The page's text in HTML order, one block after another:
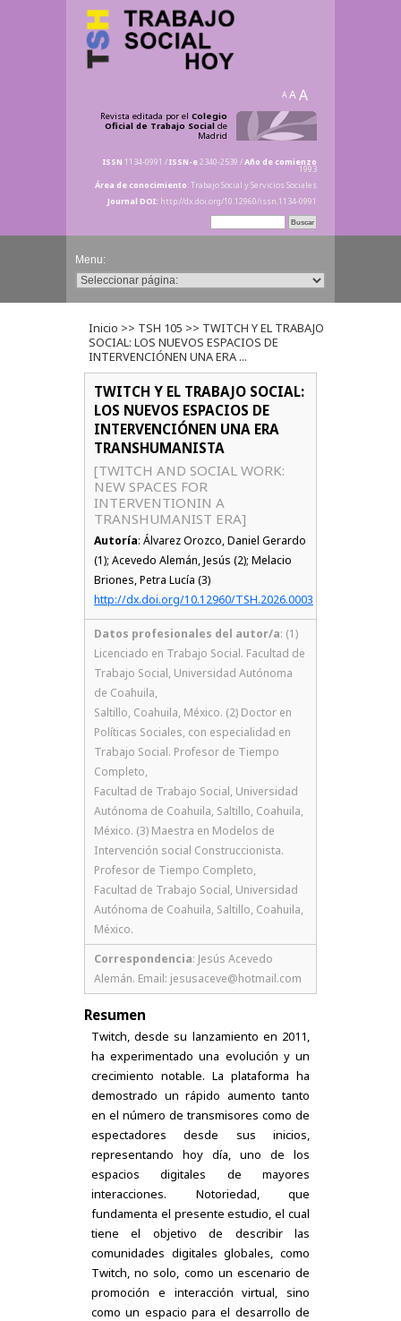
A AA
Revista editada por el Colegio
Oficial de Trabajo Social de
Madrid
ISSN 1134-0991 /ISSN-e2340-2539 /Año de comienzo
1993
Área de conocimiento: Trabajo Social y Servicios Sociales
Journal DOI: http://dx.doi.org/10.12960/issn.1134-0991
Inicio >> TSH 105 >> TWITCH Y EL TRABAJO
SOCIAL: LOS NUEVOS ESPACIOS DE
INTERVENCIÓNEN UNA ERA ...
TWITCH Y EL TRABAJO SOCIAL:
LOS NUEVOS ESPACIOS DE
INTERVENCIÓNEN UNA ERA
TRANSHUMANISTA
[TWITCH AND SOCIAL WORK:
NEW SPACES FOR
INTERVENTIONIN A
TRANSHUMANIST ERA]
Autoría: Álvarez Orozco, Daniel Gerardo
(1); Acevedo Alemán, Jesús (2); Melacio
Briones, Petra Lucía (3)
http://dx.doi.org/10.12960/TSH.2026.0003
Datos profesionales del autor/a: (1)
Licenciado en Trabajo Social. Facultad de
Trabajo Social, Universidad Autónoma
de Coahuila,
Saltillo, Coahuila, México. (2) Doctor en
Políticas Sociales, con especialidad en
Trabajo Social. Profesor de Tiempo
Completo,
Facultad de Trabajo Social, Universidad
Autónoma de Coahuila, Saltillo, Coahuila,
México. (3) Maestra en Modelos de
Intervención social Construccionista.
Profesor de Tiempo Completo,
Facultad de Trabajo Social, Universidad
Autónoma de Coahuila, Saltillo, Coahuila,
México.
Correspondencia: Jesús Acevedo
Alemán. Email: jesusaceve@hotmail.com
Resumen
Twitch, desde su lanzamiento en 2011,
ha experimentado una evolución y un
crecimiento notable. La plataforma ha
demostrado un rápido aumento tanto
en el número de transmisores como de
espectadores desde sus inicios,
representando hoy día, uno de los
espacios digitales de mayores
interacciones. Notoriedad, que
fundamenta el presente estudio, el cual
tiene el objetivo de describir las
comunidades digitales globales, como
Twitch, no solo, como un escenario de
promoción e interacción virtual, sino
como un espacio para el desarrollo de